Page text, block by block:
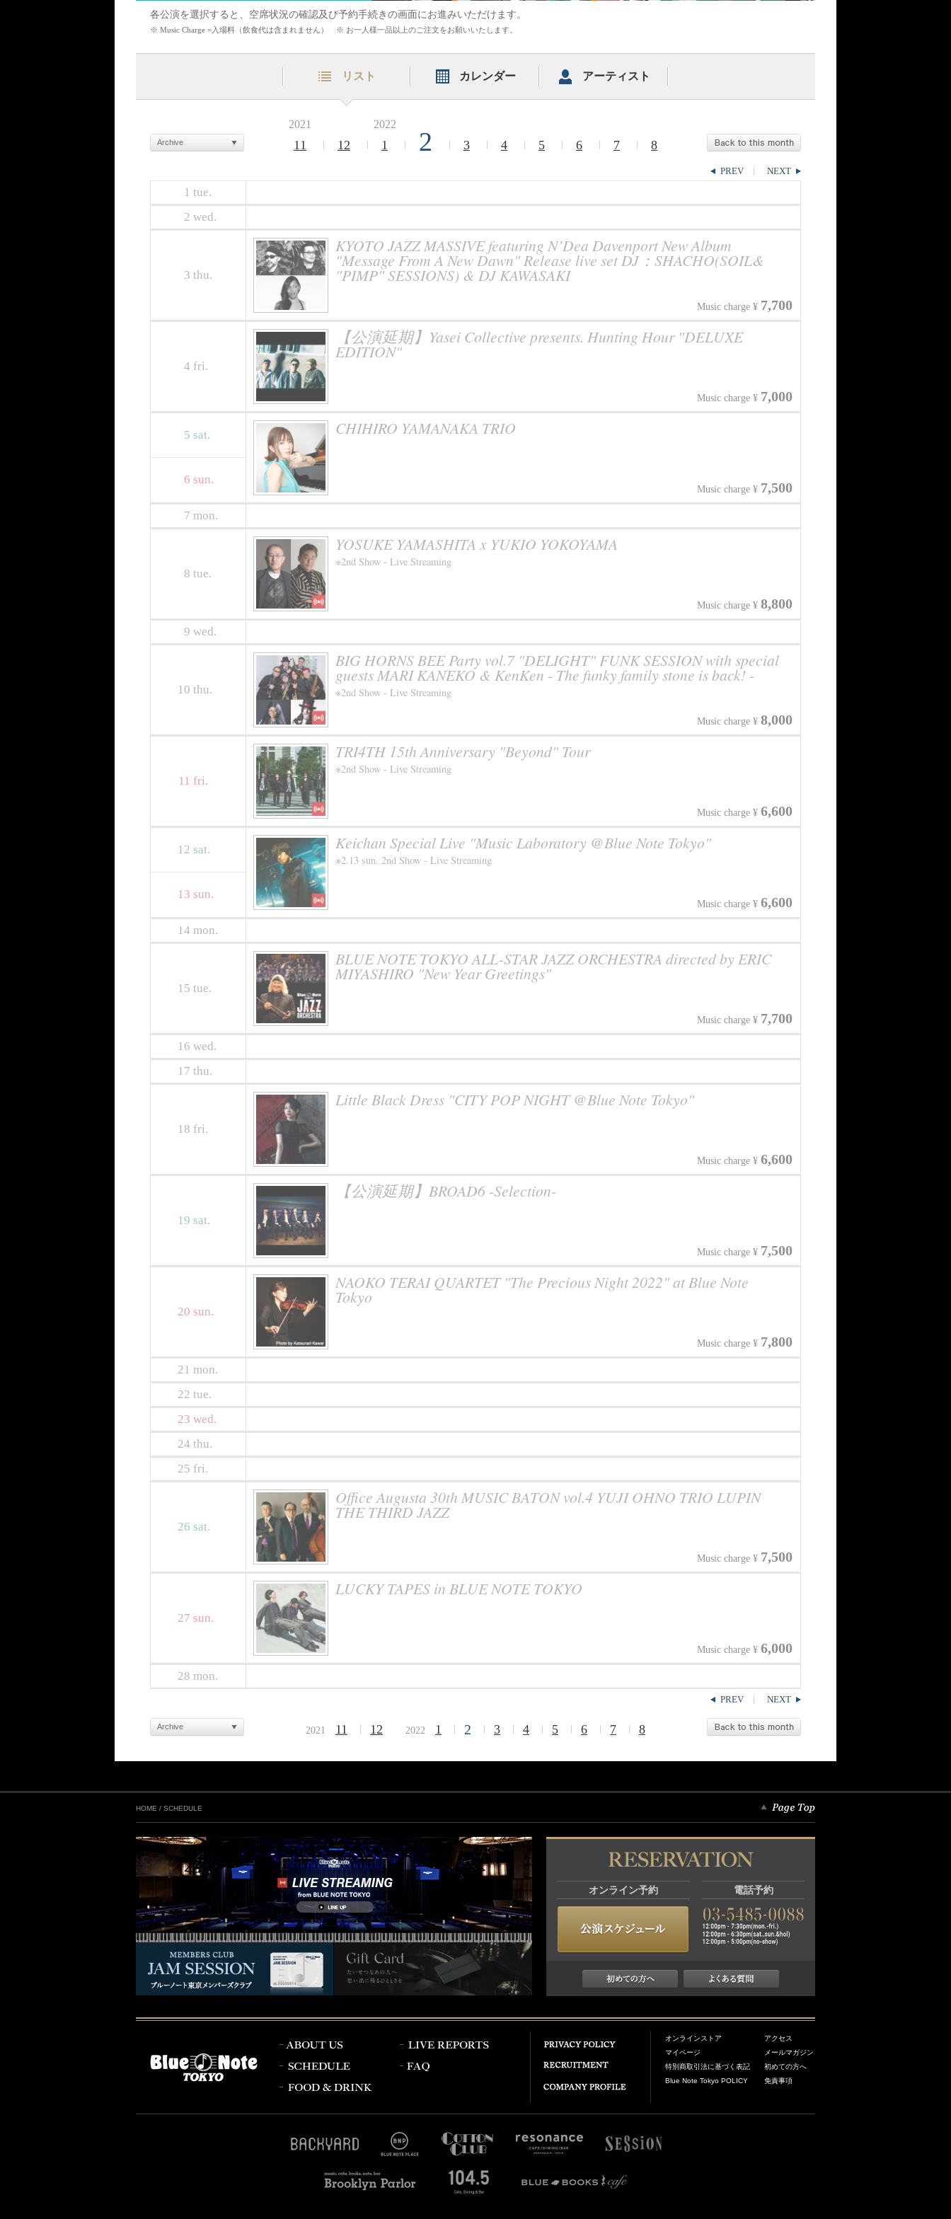
各公演を選択すると、空席状況の確認及び予約手続きの画面にお進みいただけます。
※ Music Charge =入場料（飲食代は含まれません） ※ お一人様一品以上のご注文をお願いいたします。
リスト カレンダー アーティスト
2021
11 12
2022
1 2 3 4 5 6 7 8
Archive
PREV NEXT
1 tue.
2 wed.
3 thu.
KYOTO JAZZ MASSIVE featuring N’Dea Davenport New Album
"Message From A New Dawn" Release live set DJ：SHACHO(SOIL&
"PIMP" SESSIONS) & DJ KAWASAKI
Music charge ¥ 7,700
4 fri.
【公演延期】Yasei Collective presents. Hunting Hour "DELUXE
EDITION"
Music charge ¥ 7,000
5 sat. CHIHIRO YAMANAKA TRIO
6 sun.
Music charge ¥ 7,500
7 mon.
8 tue.
YOSUKE YAMASHITA x YUKIO YOKOYAMA
※2nd Show - Live Streaming
Music charge ¥ 8,800
9 wed.
10 thu.
BIG HORNS BEE Party vol.7 "DELIGHT" FUNK SESSION with special
guests MARI KANEKO & KenKen - The funky family stone is back! -
※2nd Show - Live Streaming
Music charge ¥ 8,000
11 fri.
TRI4TH 15th Anniversary "Beyond" Tour
※2nd Show - Live Streaming
Music charge ¥ 6,600
12 sat. Keichan Special Live "Music Laboratory @Blue Note Tokyo"
※2.13 sun. 2nd Show - Live Streaming
13 sun.
Music charge ¥ 6,600
14 mon.
15 tue.
BLUE NOTE TOKYO ALL-STAR JAZZ ORCHESTRA directed by ERIC
MIYASHIRO "New Year Greetings"
Music charge ¥ 7,700
16 wed.
17 thu.
18 fri.
Little Black Dress "CITY POP NIGHT @Blue Note Tokyo"
Music charge ¥ 6,600
19 sat.
【公演延期】BROAD6 -Selection-
Music charge ¥ 7,500
20 sun.
NAOKO TERAI QUARTET "The Precious Night 2022" at Blue Note
Tokyo
Music charge ¥ 7,800
21 mon.
22 tue.
23 wed.
24 thu.
25 fri.
26 sat.
Office Augusta 30th MUSIC BATON vol.4 YUJI OHNO TRIO LUPIN
THE THIRD JAZZ
Music charge ¥ 7,500
27 sun.
LUCKY TAPES in BLUE NOTE TOKYO
Music charge ¥ 6,000
28 mon.
PREV NEXT
2021 11 12 2022 1 2 3 4 5 6 7 8
Archive
HOME / SCHEDULE
オンライン予約 電話予約
オンラインストア
マイページ
特別商取引法に基づく表記
Blue Note Tokyo POLICY
アクセス
メールマガジン
初めての方へ
免責事項